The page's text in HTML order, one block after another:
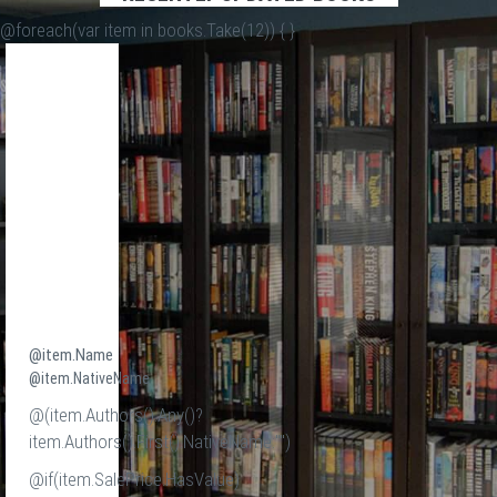
@foreach(var item in books.Take(12)) {}
@item.Name
@item.NativeName
@(item.Authors().Any()?
item.Authors().First().NativeName:"")
@if(item.SalePrice.HasValue)